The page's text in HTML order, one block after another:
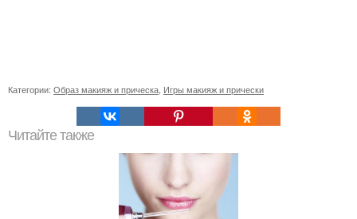
Категории: Образ макияж и прическа, Игры макияж и прически
Читайте также